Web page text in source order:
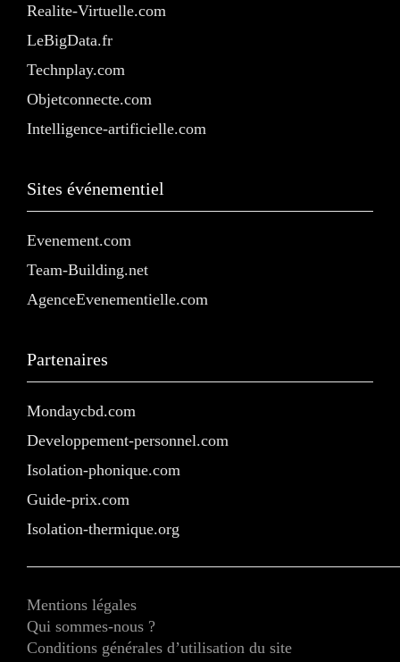
Realite-Virtuelle.com
LeBigData.fr
Technplay.com
Objetconnecte.com
Intelligence-artificielle.com
Sites événementiel
Evenement.com
Team-Building.net
AgenceEvenementielle.com
Partenaires
Mondaycbd.com
Developpement-personnel.com
Isolation-phonique.com
Guide-prix.com
Isolation-thermique.org
Mentions légales
Qui sommes-nous ?
Conditions générales d’utilisation du site